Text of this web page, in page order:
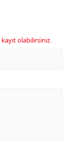
kayıt olabilirsiniz.